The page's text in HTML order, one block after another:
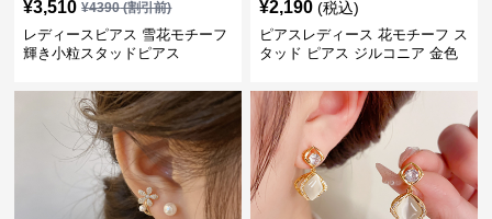
¥3,510 ¥4390(割引前)
レディースピアス 雪花モチーフ
輝き小粒スタッドピアス
¥2,190 (税込)
ピアスレディース 花モチーフ ス
タッド ピアス ジルコニア 金色